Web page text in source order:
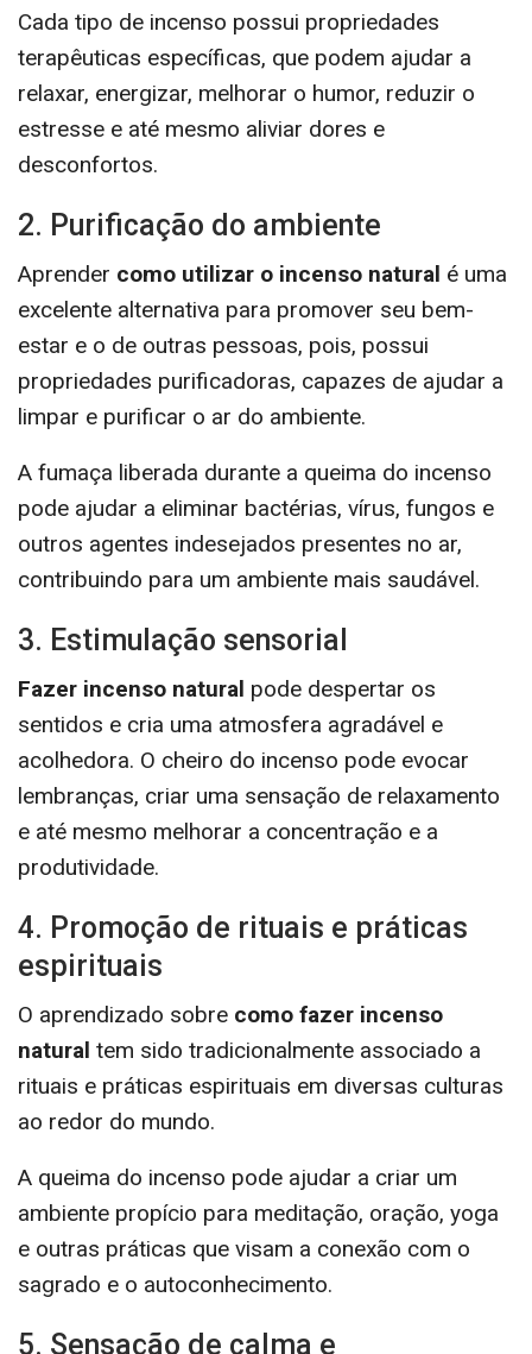
Cada tipo de incenso possui propriedades
terapêuticas específicas, que podem ajudar a
relaxar, energizar, melhorar o humor, reduzir o
estresse e até mesmo aliviar dores e
desconfortos.
2. Purificação do ambiente
Aprender como utilizar o incenso natural é uma
excelente alternativa para promover seu bem-
estar e o de outras pessoas, pois, possui
propriedades purificadoras, capazes de ajudar a
limpar e purificar o ar do ambiente.
A fumaça liberada durante a queima do incenso
pode ajudar a eliminar bactérias, vírus, fungos e
outros agentes indesejados presentes no ar,
contribuindo para um ambiente mais saudável.
3. Estimulação sensorial
Fazer incenso natural pode despertar os
sentidos e cria uma atmosfera agradável e
acolhedora. O cheiro do incenso pode evocar
lembranças, criar uma sensação de relaxamento
e até mesmo melhorar a concentração e a
produtividade.
4. Promoção de rituais e práticas
espirituais
O aprendizado sobre como fazer incenso
natural tem sido tradicionalmente associado a
rituais e práticas espirituais em diversas culturas
ao redor do mundo.
A queima do incenso pode ajudar a criar um
ambiente propício para meditação, oração, yoga
e outras práticas que visam a conexão com o
sagrado e o autoconhecimento.
5. Sensação de calma e